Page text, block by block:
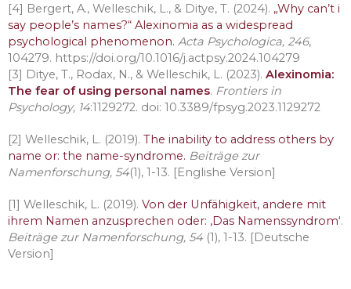
[4] Bergert, A., Welleschik, L., & Ditye, T. (2024). „Why can’t i
say people’s names?“ Alexinomia as a widespread
psychological phenomenon. Acta Psychologica, 246,
104279. https://doi.org/10.1016/j.actpsy.2024.104279
[3] Ditye, T., Rodax, N., & Welleschik, L. (2023). Alexinomia:
The fear of using personal names. Frontiers in
Psychology, 14:1129272. doi: 10.3389/fpsyg.2023.1129272
[2] Welleschik, L. (2019). The inability to address others by
name or: the name-syndrome. Beiträge zur
Namenforschung, 54(1), 1-13. [Englishe Version]
[1] Welleschik, L. (2019). Von der Unfähigkeit, andere mit
ihrem Namen anzusprechen oder: ‚Das Namenssyndrom‘.
Beiträge zur Namenforschung, 54 (1), 1-13. [Deutsche
Version]